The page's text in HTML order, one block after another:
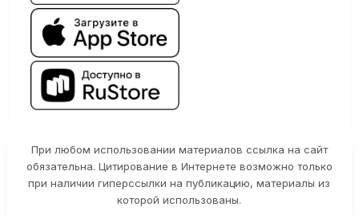
При любом использовании материалов ссылка на сайт
обязательна. Цитирование в Интернете возможно только
при наличии гиперссылки на публикацию, материалы из
которой использованы.